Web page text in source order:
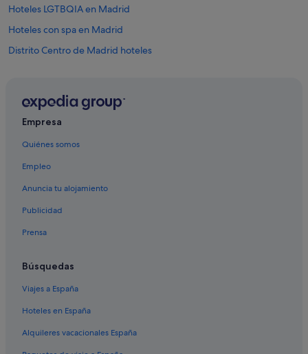
Hoteles LGTBQIA en Madrid
Hoteles con spa en Madrid
Distrito Centro de Madrid hoteles
Pensiones en Estación de metro Atocha-Renfe
Hoteles cerca de Teatro Lope de Vega
Justicia hoteles
Hoteles cerca de Edificio histórico Casa de la Panadería
Hoteles cerca de Iglesia Catedral de las Fuerzas Armadas de España
Hoteles cerca de Muralla árabe
Hoteles románticos en Madrid
Hoteles de 3 estrellas en Madrid
Empresa
Quiénes somos
Empleo
Anuncia tu alojamiento
Publicidad
Prensa
Búsquedas
Viajes a España
Hoteles en España
Alquileres vacacionales España